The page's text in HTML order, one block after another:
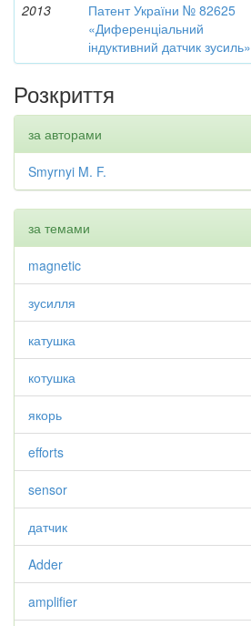
2013
Патент України № 82625
«Диференціальний
індуктивний датчик зусиль»
Розкриття
за авторами
Smyrnyi M. F.
за темами
magnetic
зусилля
катушка
котушка
якорь
efforts
sensor
датчик
Adder
amplifier